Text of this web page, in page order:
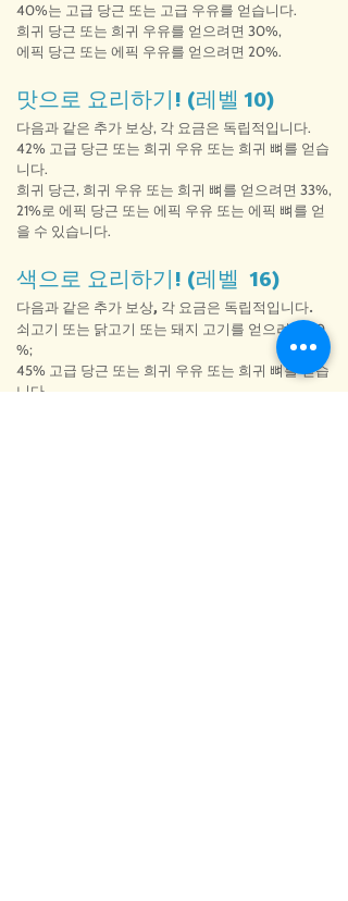
40%는 고급 당근 또는 고급 우유를 얻습니다.
희귀 당근 또는 희귀 우유를 얻으려면 30%,
에픽 당근 또는 에픽 우유를 얻으려면 20%.
맛으로 요리하기! (레벨 10)
다음과 같은 추가 보상, 각 요금은 독립적입니다.
42% 고급 당근 또는 희귀 우유 또는 희귀 뼈를 얻습
니다.
희귀 당근, 희귀 우유 또는 희귀 뼈를 얻으려면 33%,
21%로 에픽 당근 또는 에픽 우유 또는 에픽 뼈를 얻
을 수 있습니다.
색으로 요리하기! (레벨 16)
다음과 같은 추가 보상, 각 요금은 독립적입니다.
쇠고기 또는 닭고기 또는 돼지 고기를 얻으려면 30
%;
45% 고급 당근 또는 희귀 우유 또는 희귀 뼈를 얻습
니다.